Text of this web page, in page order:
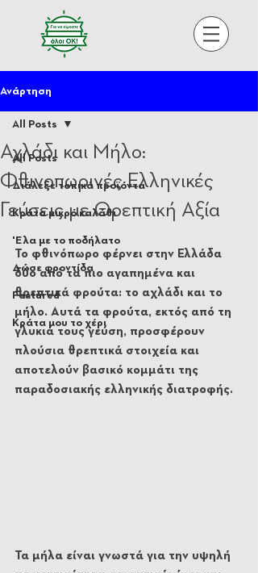
Ανάρτηση
All Posts
Διάλεξε τοπικά προϊόντα
Κράτα μικρό καλάθι
'Ελα με το ποδήλατο
Δώσε φροντίδα
Featured
Κράτα μου το χέρι
All Posts
Αχλάδι και Μήλο:
Φθινοπωρινές Ελληνικές
Γεύσεις με Θρεπτική Αξία
Το φθινόπωρο φέρνει στην Ελλάδα
δύο από τα πιο αγαπημένα και
θρεπτικά φρούτα: το αχλάδι και το
μήλο. Αυτά τα φρούτα, εκτός από τη
γλυκιά τους γεύση, προσφέρουν
πλούσια θρεπτικά στοιχεία και
αποτελούν βασικό κομμάτι της
παραδοσιακής ελληνικής διατροφής.
Τα μήλα είναι γνωστά για την υψηλή